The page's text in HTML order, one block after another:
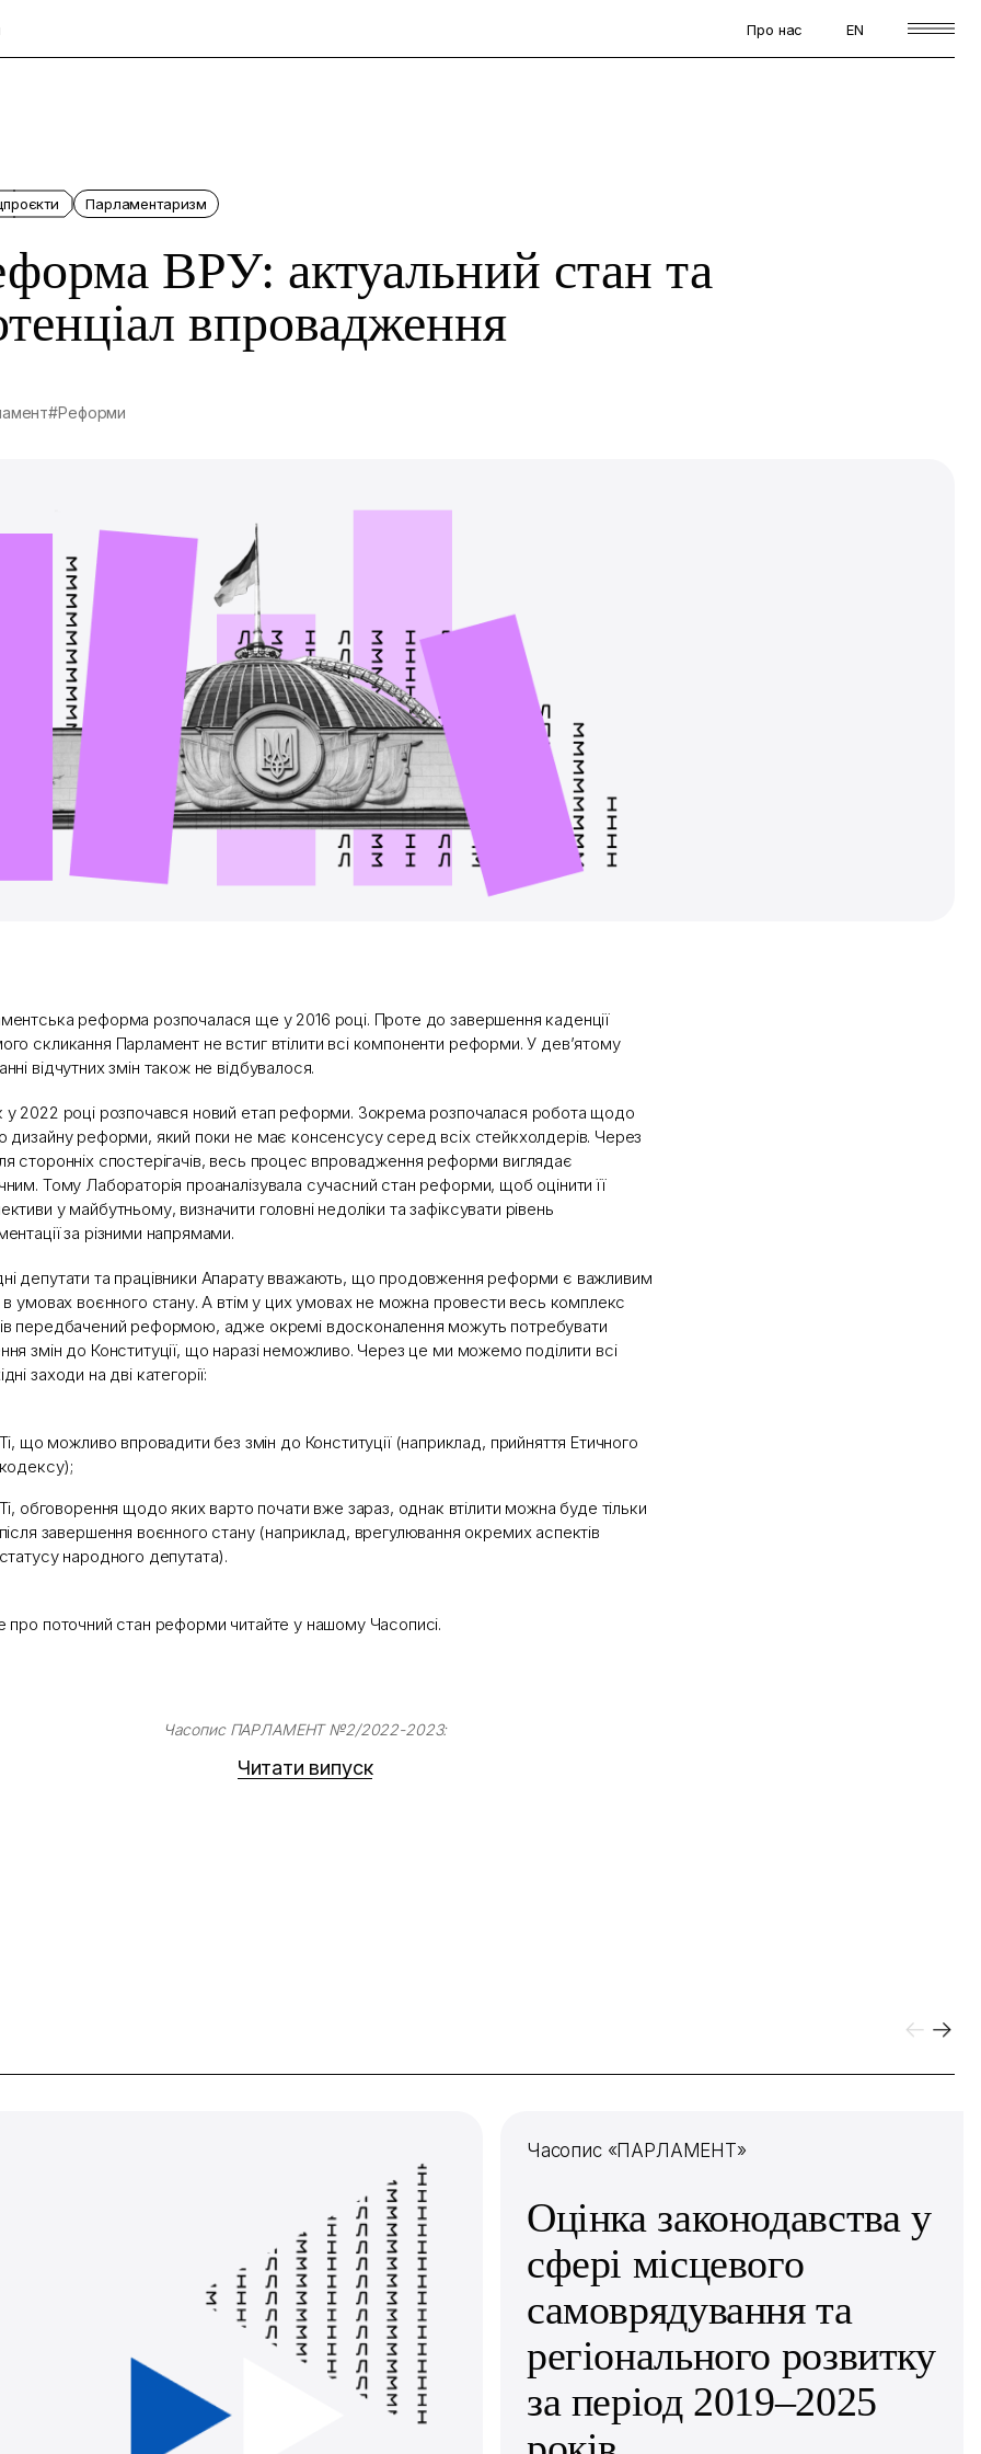
Про нас EN
Парламентаризм
ВРУ: актуальний стан та
впровадження
#Реформи
реформа розпочалася ще у 2016 році. Проте до завершення каденції
скликання Парламент не встиг втілити всі компоненти реформи. У дев’ятому
відчутних змін також не відбувалося.
у 2022 році розпочався новий етап реформи. Зокрема розпочалася робота щодо
дизайну реформи, який поки не має консенсусу серед всіх стейкхолдерів. Через
сторонніх спостерігачів, весь процес впровадження реформи виглядає
Тому Лабораторія проаналізувала сучасний стан реформи, щоб оцінити її
у майбутньому, визначити головні недоліки та зафіксувати рівень
за різними напрямами.
депутати та працівники Апарату вважають, що продовження реформи є важливим
в умовах воєнного стану. А втім у цих умовах не можна провести весь комплекс
передбачений реформою, адже окремі вдосконалення можуть потребувати
змін до Конституції, що наразі неможливо. Через це ми можемо поділити всі
заходи на дві категорії:
Ті, що можливо впровадити без змін до Конституції (наприклад, прийняття Етичного
кодексу);
Ті, обговорення щодо яких варто почати вже зараз, однак втілити можна буде тільки
після завершення воєнного стану (наприклад, врегулювання окремих аспектів
статусу народного депутата).
про поточний стан реформи читайте у нашому Часописі.
Часопис ПАРЛАМЕНТ №2/2022-2023:
Читати випуск
Часопис «ПАРЛАМЕНТ»
Оцінка законодавства у
сфері місцевого
самоврядування та
регіонального розвитку
за період 2019–2025